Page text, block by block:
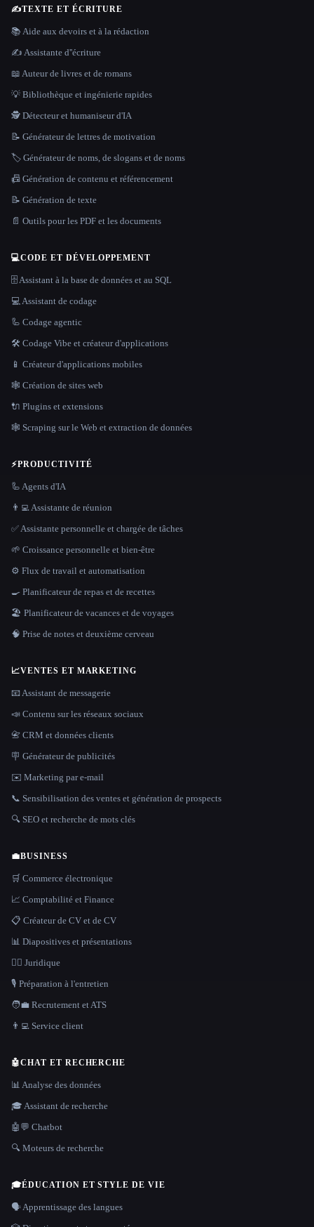
✍️TEXTE ET ÉCRITURE
📚 Aide aux devoirs et à la rédaction
✍️ Assistante d''écriture
📖 Auteur de livres et de romans
💡 Bibliothèque et ingénierie rapides
🕵️ Détecteur et humaniseur d'IA
📝 Générateur de lettres de motivation
🏷️ Générateur de noms, de slogans et de noms
📠 Génération de contenu et référencement
📝 Génération de texte
📄 Outils pour les PDF et les documents
💻CODE ET DÉVELOPPEMENT
🗄️ Assistant à la base de données et au SQL
💻 Assistant de codage
🦾 Codage agentic
🛠️ Codage Vibe et créateur d'applications
📱 Créateur d'applications mobiles
🕸 Création de sites web
🔌 Plugins et extensions
🕸️ Scraping sur le Web et extraction de données
⚡PRODUCTIVITÉ
🦾 Agents d'IA
👨‍💻 Assistante de réunion
✅ Assistante personnelle et chargée de tâches
🌱 Croissance personnelle et bien-être
⚙️ Flux de travail et automatisation
🍳 Planificateur de repas et de recettes
🏖 Planificateur de vacances et de voyages
🧠 Prise de notes et deuxième cerveau
📈VENTES ET MARKETING
📧 Assistant de messagerie
📣 Contenu sur les réseaux sociaux
📇 CRM et données clients
🪧 Générateur de publicités
✉️ Marketing par e-mail
📞 Sensibilisation des ventes et génération de prospects
🔍 SEO et recherche de mots clés
💼BUSINESS
🛒 Commerce électronique
📈 Comptabilité et Finance
📋 Créateur de CV et de CV
📊 Diapositives et présentations
👩‍⚖️ Juridique
🎙️ Préparation à l'entretien
🧑‍💼 Recrutement et ATS
👨‍💻 Service client
🤖CHAT ET RECHERCHE
📊 Analyse des données
🎓 Assistant de recherche
🤖💬 Chatbot
🔍 Moteurs de recherche
🎓ÉDUCATION ET STYLE DE VIE
🗣️ Apprentissage des langues